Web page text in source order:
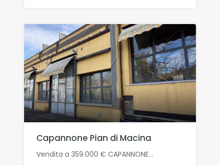
Capannone Pian di Macina
Vendita a 359.000 € CAPANNONE…